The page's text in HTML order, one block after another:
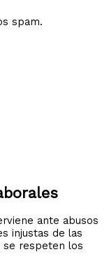
spam.
ante abusos
injustas de las
se respeten los